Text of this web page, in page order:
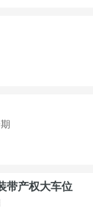
带产权大车位